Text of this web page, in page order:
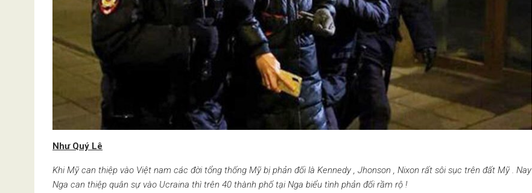
Như Quý Lê
Khi Mỹ can thiệp vào Việt nam các đời tổng thống Mỹ bị phản đối là Kennedy , Jhonson , Nixon rất sôi sục trên đất Mỹ . Nay
Nga can thiệp quân sự vào Ucraina thì trên 40 thành phố tại Nga biểu tình phản đối rầm rộ !